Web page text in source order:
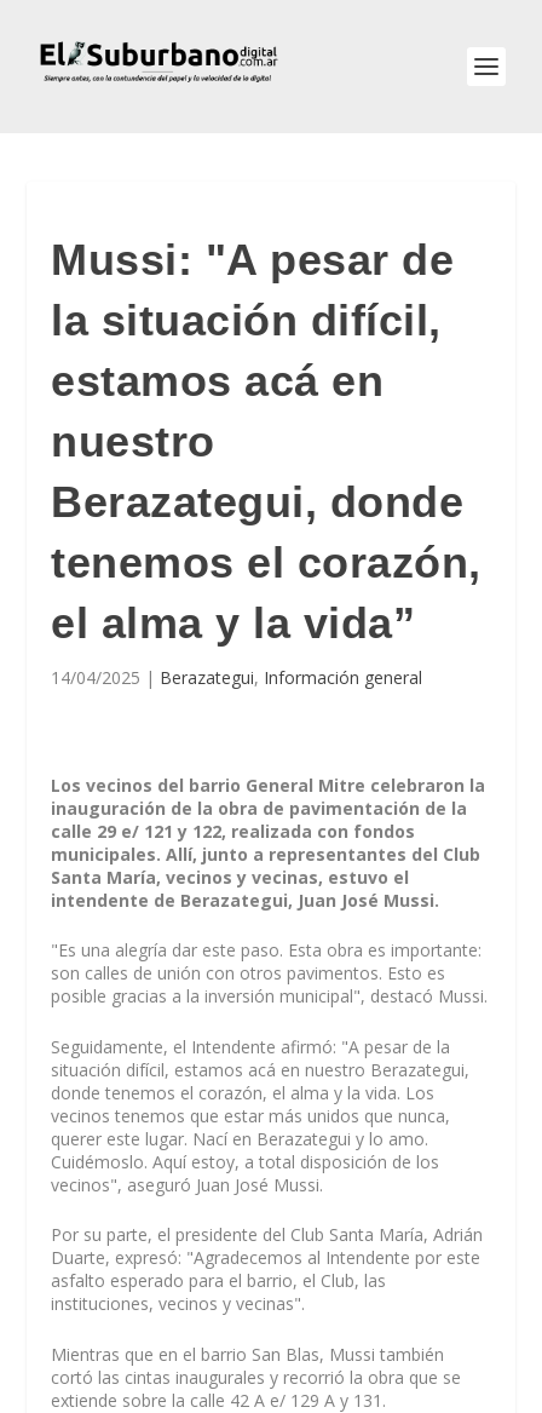
Mussi: "A pesar de
la situación difícil,
estamos acá en
nuestro
Berazategui, donde
tenemos el corazón,
el alma y la vida”
14/04/2025 | Berazategui, Información general
Los vecinos del barrio General Mitre celebraron la
inauguración de la obra de pavimentación de la
calle 29 e/ 121 y 122, realizada con fondos
municipales. Allí, junto a representantes del Club
Santa María, vecinos y vecinas, estuvo el
intendente de Berazategui, Juan José Mussi.
"Es una alegría dar este paso. Esta obra es importante:
son calles de unión con otros pavimentos. Esto es
posible gracias a la inversión municipal", destacó Mussi.
Seguidamente, el Intendente afirmó: "A pesar de la
situación difícil, estamos acá en nuestro Berazategui,
donde tenemos el corazón, el alma y la vida. Los
vecinos tenemos que estar más unidos que nunca,
querer este lugar. Nací en Berazategui y lo amo.
Cuidémoslo. Aquí estoy, a total disposición de los
vecinos", aseguró Juan José Mussi.
Por su parte, el presidente del Club Santa María, Adrián
Duarte, expresó: "Agradecemos al Intendente por este
asfalto esperado para el barrio, el Club, las
instituciones, vecinos y vecinas".
Mientras que en el barrio San Blas, Mussi también
cortó las cintas inaugurales y recorrió la obra que se
extiende sobre la calle 42 A e/ 129 A y 131.